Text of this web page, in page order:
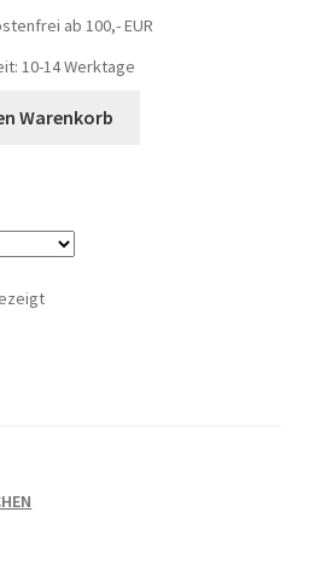
ab 100,- EUR
10-14 Werktage
Warenkorb